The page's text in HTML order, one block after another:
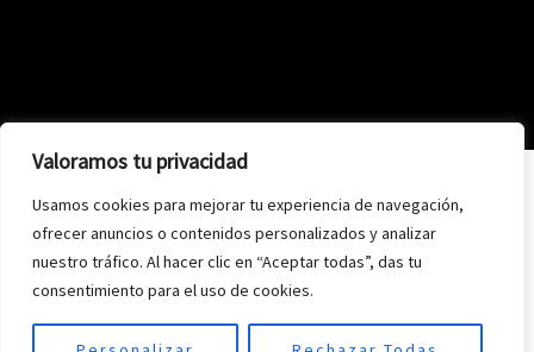
Valoramos tu privacidad
Usamos cookies para mejorar tu experiencia de navegación,
ofrecer anuncios o contenidos personalizados y analizar
nuestro tráfico. Al hacer clic en “Aceptar todas”, das tu
consentimiento para el uso de cookies.